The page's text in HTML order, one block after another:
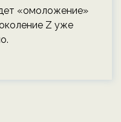
«омоложение»
Z уже